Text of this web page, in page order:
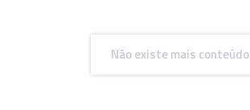
Não existe mais conteúdo